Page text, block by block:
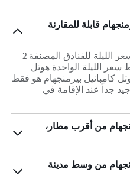
قابلة للمقارنة
هناك فرق يبلغ 28% في متوسط ​​سعر الليلة للفنادق المصنفة 2
الليلة الواحدة هوتل
كامبانيل بيرمنجهام هو فقط
جداً عند الإقامة في
من أقرب مطار،
من وسط مدينة